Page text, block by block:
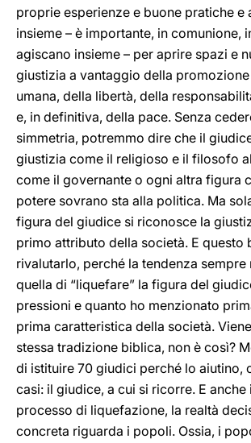
proprie esperienze e buone pratiche e
insieme – è importante, in comunione,
agiscano insieme – per aprire spazi e
giustizia a vantaggio della
umana, della libertà, della
e, in definitiva, della pace. Senza
simmetria, potremmo dire che il
giustizia come il religioso e il filosofo
come il governante o ogni altra figura
potere sovrano sta alla politica. Ma
figura del giudice si riconosce la
primo attributo della società. E questo
rivalutarlo, perché la tendenza sempre
quella di “liquefare” la figura del
pressioni e quanto ho menzionato
prima caratteristica della società.
stessa tradizione biblica, non è così?
di istituire 70 giudici perché lo aiutino,
casi: il giudice, a cui si ricorre. E anche
processo di liquefazione, la realtà
concreta riguarda i popoli. Ossia, i